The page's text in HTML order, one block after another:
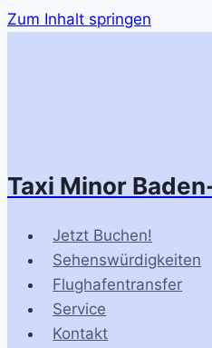
Zum Inhalt springen
Taxi Minor
Jetzt Buchen!
Sehenswürdigkeiten
Flughafentransfer
Service
Kontakt